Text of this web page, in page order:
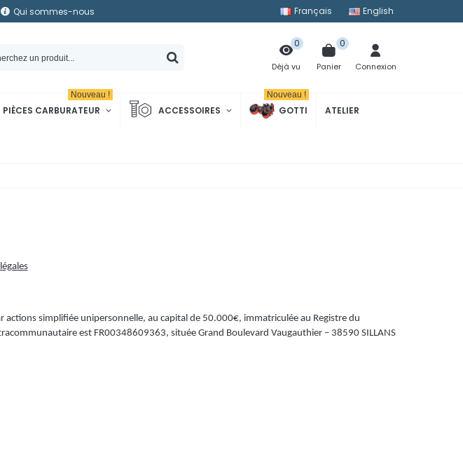
Qui sommes-nous Français English
Déjà vu
0
Panier
0
Connexion
PIÈCES CARBURATEUR
Nouveau !
ACCESSOIRES GOTTI
Nouveau !
ATELIER
actions simplifiée unipersonnelle, au capital de 50.000€, immatriculée au Registre du
est FR00348609363, située Grand Boulevard Vaugauthier – 38590 SILLANS